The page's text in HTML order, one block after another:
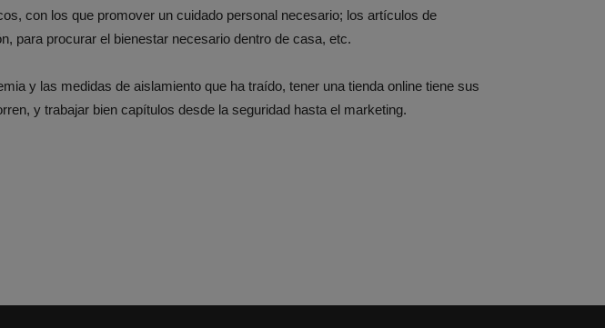
con los que promover un cuidado personal necesario; los artículos de
para procurar el bienestar necesario dentro de casa, etc.
y las medidas de aislamiento que ha traído, tener una tienda online tiene sus
y trabajar bien capítulos desde la seguridad hasta el marketing.